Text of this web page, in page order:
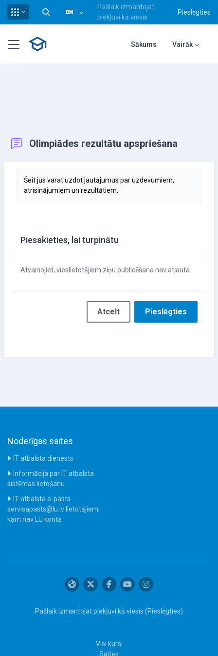
Pārslēgt meklēšanas ievadi
Pašlaik izmantojat
piekļuvi kā viesis
Pieslēgties
Sānu panelis Sākums Vairāk
Olimpiādes rezultātu apspriešana
Šeit jūs varat uzdot jautājumus par uzdevumiem,
atrisinājumiem un rezultātiem.
Piesakieties, lai turpinātu
Atvainojiet, vieslietotājiem ziņu publicēšana nav atļauta.
Atcelt Pieslēgties
Noderīgas saites
IT atbalsta dienests
Informācija par IT atbalsta
sistēmas lietošanu
IT atbalsta e-pasts
servisapasts@lu.lv lietotājiem,
kam nav LU konta
Pašlaik izmantojat piekļuvi kā viesis (Pieslēgties)
Visi kursi
Saites